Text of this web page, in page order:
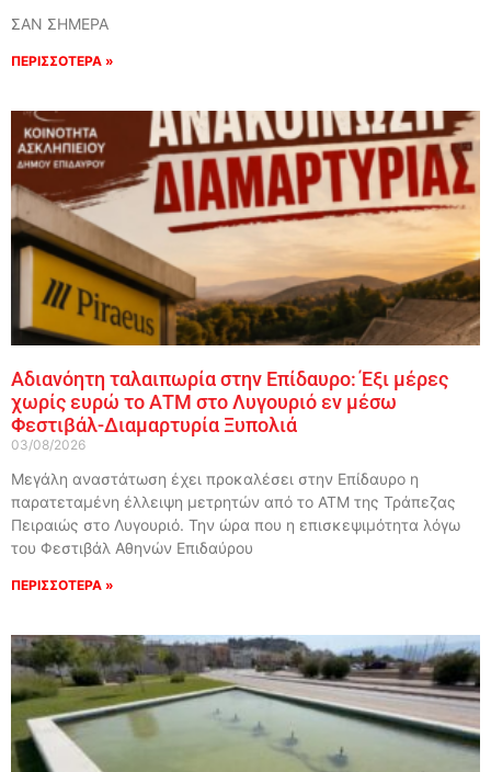
ΣΑΝ ΣΗΜΕΡΑ
ΠΕΡΙΣΣΟΤΕΡΑ »
Αδιανόητη ταλαιπωρία στην Επίδαυρο: Έξι μέρες
χωρίς ευρώ το ΑΤΜ στο Λυγουριό εν μέσω
Φεστιβάλ-Διαμαρτυρία Ξυπολιά
03/08/2026
Μεγάλη αναστάτωση έχει προκαλέσει στην Επίδαυρο η
παρατεταμένη έλλειψη μετρητών από το ΑΤΜ της Τράπεζας
Πειραιώς στο Λυγουριό. Την ώρα που η επισκεψιμότητα λόγω
του Φεστιβάλ Αθηνών Επιδαύρου
ΠΕΡΙΣΣΟΤΕΡΑ »